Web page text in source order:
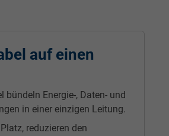
auf einen
bündeln Energie-, Daten- und
in einer einzigen Leitung.
reduzieren den